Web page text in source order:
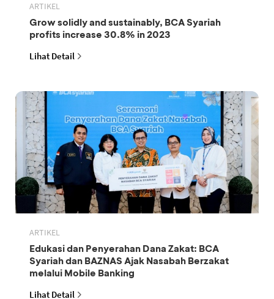
ARTIKEL
Grow solidly and sustainably, BCA Syariah
profits increase 30.8% in 2023
Lihat Detail
ARTIKEL
Edukasi dan Penyerahan Dana Zakat: BCA
Syariah dan BAZNAS Ajak Nasabah Berzakat
melalui Mobile Banking
Lihat Detail